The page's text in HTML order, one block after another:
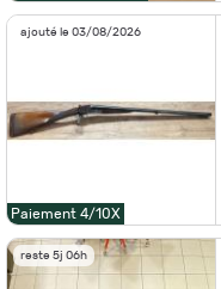
ajouté le 03/08/2026
Paiement 4/10X
reste 5j 06h